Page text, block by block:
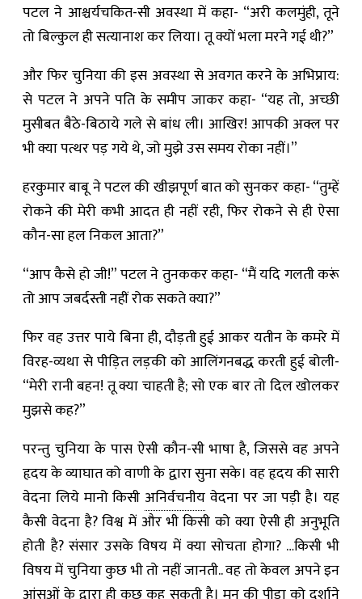
पटल ने आश्चर्यचकित-सी अवस्था में कहा- “अरी कलमुंही, तूने
तो बिल्कुल ही सत्यानाश कर लिया। तू क्यों भला मरने गई थी?”
और फिर चुनिया की इस अवस्था से अवगत करने के अभिप्राय:
से पटल ने अपने पति के समीप जाकर कहा- “यह तो, अच्छी
मुसीबत बैठे-बिठाये गले से बांध ली। आखिर! आपकी अक्ल पर
भी क्या पत्थर पड़ गये थे, जो मुझे उस समय रोका नहीं।”
हरकुमार बाबू ने पटल की खीझपूर्ण बात को सुनकर कहा- “तुम्हें
रोकने की मेरी कभी आदत ही नहीं रही, फिर रोकने से ही ऐसा
कौन-सा हल निकल आता?”
“आप कैसे हो जी!” पटल ने तुनककर कहा- “मैं यदि गलती करूं
तो आप जबर्दस्ती नहीं रोक सकते क्या?”
फिर वह उत्तर पाये बिना ही, दौड़ती हुई आकर यतीन के कमरे में
विरह-व्यथा से पीड़ित लड़की को आलिंगनबद्ध करती हुई बोली-
“मेरी रानी बहन! तू क्या चाहती है; सो एक बार तो दिल खोलकर
मुझसे कह?”
परन्तु चुनिया के पास ऐसी कौन-सी भाषा है, जिससे वह अपने
हृदय के व्याघात को वाणी के द्वारा सुना सके। वह हृदय की सारी
वेदना लिये मानो किसी अनिर्वचनीय वेदना पर जा पड़ी है। यह
कैसी वेदना है? विश्व में और भी किसी को क्या ऐसी ही अनुभूति
होती है? संसार उसके विषय में क्या सोचता होगा? …किसी भी
विषय में चुनिया कुछ भी तो नहीं जानती.. वह तो केवल अपने इन